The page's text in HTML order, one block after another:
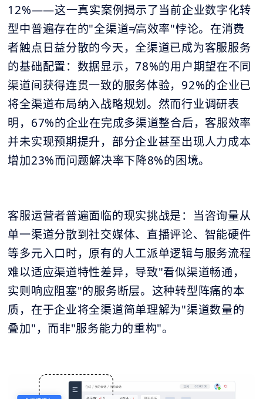
12%——这一真实案例揭示了当前企业数字化转
型中普遍存在的"全渠道≠高效率"悖论。在消费
者触点日益分散的今天，全渠道已成为客服服务
的基础配置：数据显示，78%的用户期望在不同
渠道间获得连贯一致的服务体验，92%的企业已
将全渠道布局纳入战略规划。然而行业调研表
明，67%的企业在完成多渠道整合后，客服效率
并未实现预期提升，部分企业甚至出现人力成本
增加23%而问题解决率下降8%的困境。
客服运营者普遍面临的现实挑战是：当咨询量从
单一渠道分散到社交媒体、直播评论、智能硬件
等多元入口时，原有的人工派单逻辑与服务流程
难以适应渠道特性差异，导致"看似渠道畅通，
实则响应阻塞"的服务断层。这种转型阵痛的本
质，在于企业将全渠道简单理解为"渠道数量的
叠加"，而非"服务能力的重构"。